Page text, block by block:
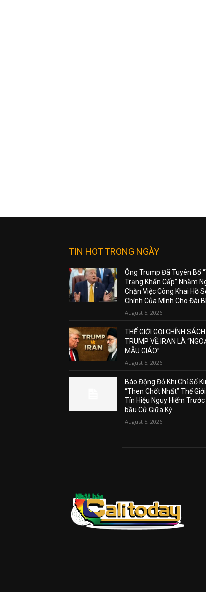
TIN HOT TRONG NGÀY
Ông Trump Đã Tuyên Bố
Trạng Khẩn Cấp” Nhằm
Chặn Việc Công Khai Hồ
Chính Của Mình Cho Đài
August 5, 2026
THẾ GIỚI GỌI CHÍNH
TRUMP VỀ IRAN LÀ
MẪU GIÁO”
August 5, 2026
Báo Động Đỏ Khi Chỉ Số
“Then Chốt Nhất” Thế
Tín Hiệu Nguy Hiểm
bầu Cử Giữa Kỳ
August 5, 2026